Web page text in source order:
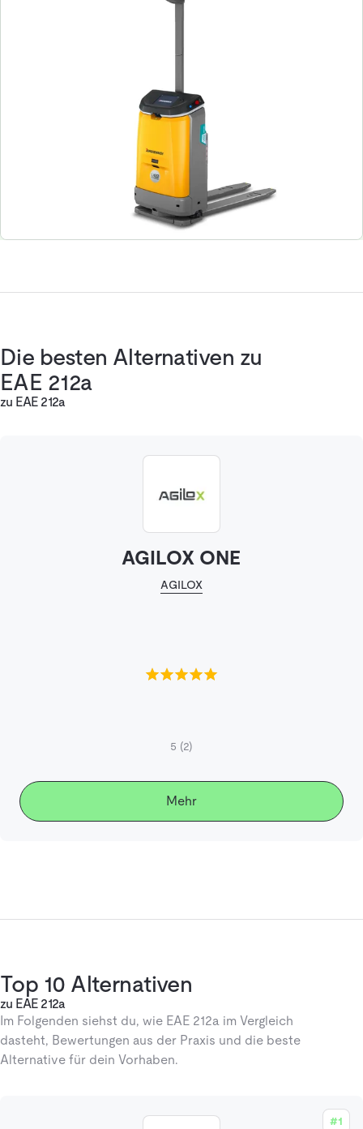
Die besten Alternativen zu
EAE 212a
zu EAE 212a
AGILOX ONE
AGILOX
5 (2)
Mehr
Top 10 Alternativen
zu EAE 212a
Im Folgenden siehst du, wie EAE 212a im Vergleich
dasteht, Bewertungen aus der Praxis und die beste
Alternative für dein Vorhaben.
#1